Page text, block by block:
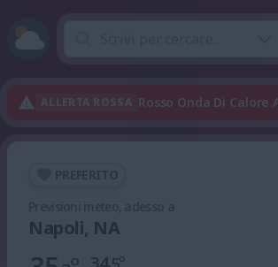
ALLERTA ROSSA Rosso Onda Di
Napoli, NA